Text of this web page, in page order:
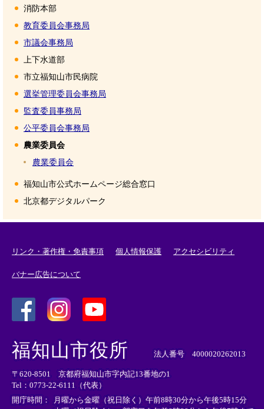
消防本部
教育委員会事務局
市議会事務局
上下水道部
市立福知山市民病院
選挙管理委員会事務局
監査委員事務局
公平委員会事務局
農業委員会
農業委員会
福知山市公式ホームページ総合窓口
北京都デジタルパーク
リンク・著作権・免責事項 個人情報保護 アクセシビリティ
バナー広告について
外
部
リ
ン
ク
＞
外
リ
ン
ク
＞
外
部
ン
ク
＞
福知山市役所 法人番号 4000020262013
〒620-8501 京都府福知山市字内記13番地の1
Tel：0773-22-6111（代表）
開庁時間：
月曜から金曜（祝日除く）午前8時30分から午後5時15分